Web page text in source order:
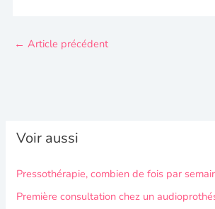
Voir aussi
Pressothérapie, combien de fois par
Première consultation chez un
← Article précédent